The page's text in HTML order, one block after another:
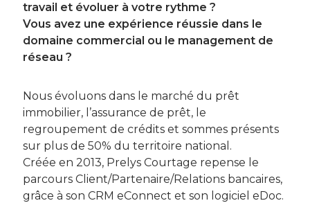
travail et évoluer à votre rythme ?
Vous avez une expérience réussie dans le
domaine commercial ou le management de
réseau ?
Nous évoluons dans le marché du prêt
immobilier, l’assurance de prêt, le
regroupement de crédits et sommes présents
sur plus de 50% du territoire national.
Créée en 2013, Prelys Courtage repense le
parcours Client/Partenaire/Relations bancaires,
grâce à son CRM eConnect et son logiciel eDoc.